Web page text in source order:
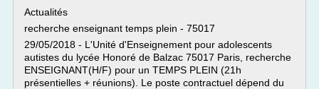
Actualités
recherche enseignant temps plein - 75017
29/05/2018 - L'Unité d'Enseignement pour adolescents
autistes du lycée Honoré de Balzac 75017 Paris, recherche
ENSEIGNANT(H/F) pour un TEMPS PLEIN (21h
présentielles + réunions). Le poste contractuel dépend du